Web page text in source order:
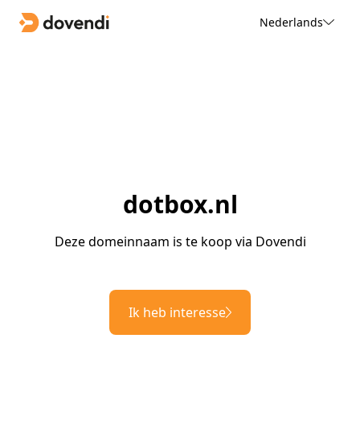
Nederlands
dotbox.nl
Deze domeinnaam is te koop via Dovendi
Ik heb interesse